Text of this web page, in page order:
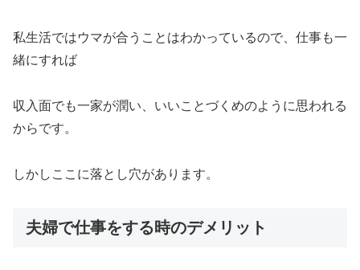
私生活ではウマが合うことはわかっているので、仕事も一
緒にすれば
収入面でも一家が潤い、いいことづくめのように思われる
からです。
しかしここに落とし穴があります。
夫婦で仕事をする時のデメリット